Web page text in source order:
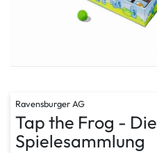
Ravensburger AG
Tap the Frog - Die
Spielesammlung